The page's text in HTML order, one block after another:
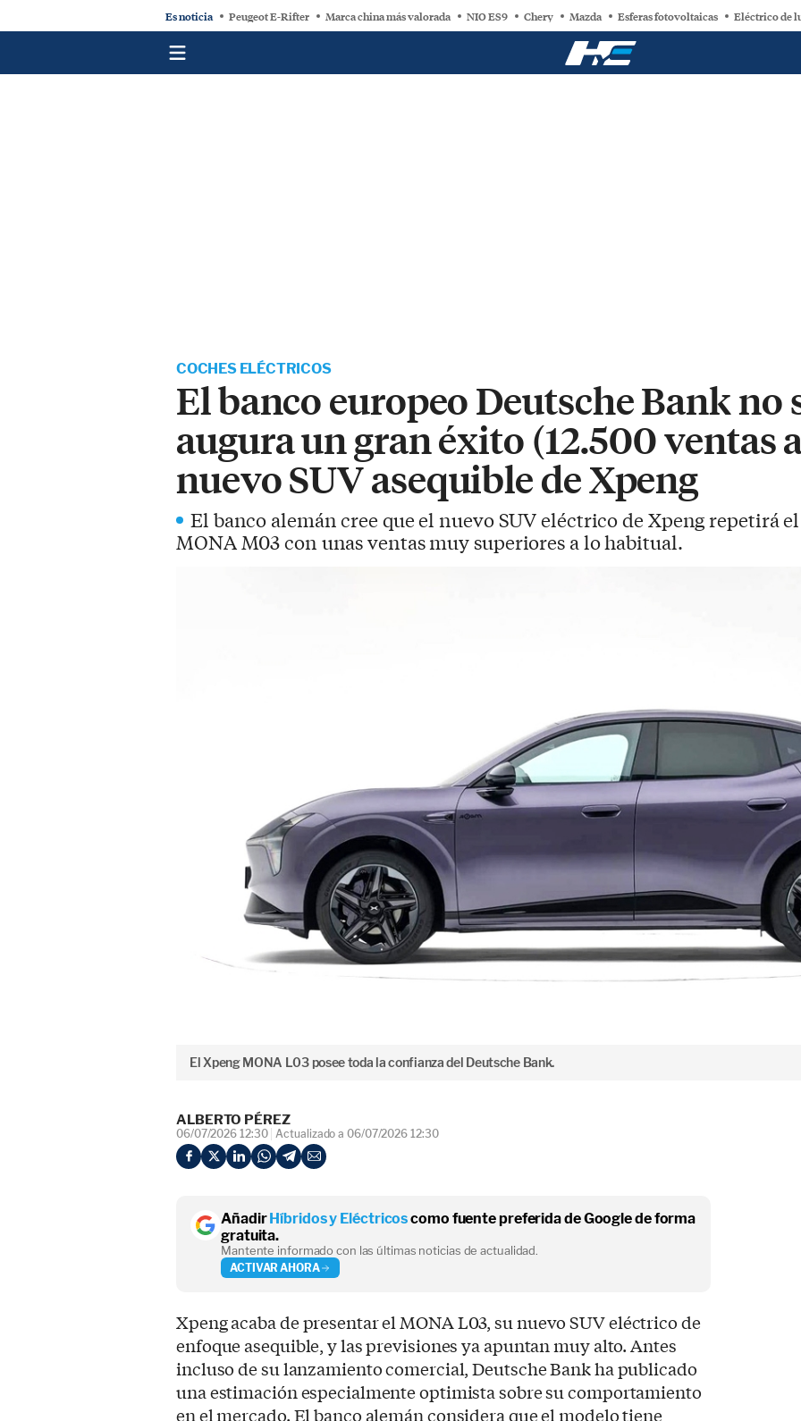
Es noticia Peugeot E-Rifter Marca china más valorada NIO ES9 Chery Mazda Esferas fotovoltaicas Eléctrico de
COCHES ELÉCTRICOS
El banco europeo Deutsche Bank no
augura un gran éxito (12.500 ventas
nuevo SUV asequible de Xpeng
El banco alemán cree que el nuevo SUV eléctrico de Xpeng repetirá
MONA M03 con unas ventas muy superiores a lo habitual.
El Xpeng MONA L03 posee toda la confianza del Deutsche Bank.
ALBERTO PÉREZ
06/07/2026 12:30 Actualizado a 06/07/2026 12:30
Añadir Híbridos y Eléctricoscomo fuente preferida de Google de forma
gratuita.
Mantente informado con las últimas noticias de actualidad.
ACTIVAR AHORA
Xpeng acaba de presentar el MONA L03, su nuevo SUV eléctrico de
enfoque asequible, y las previsiones ya apuntan muy alto. Antes
incluso de su lanzamiento comercial, Deutsche Bank ha publicado
una estimación especialmente optimista sobre su comportamiento
en el mercado. El banco alemán considera que el modelo tiene